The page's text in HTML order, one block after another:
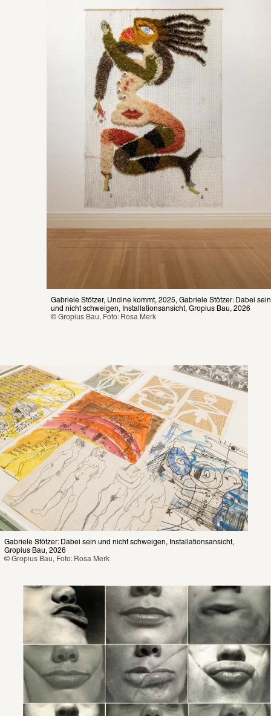
Gabriele Stötzer, Undine kommt, 2025, Gabriele Stötzer: Dabei sein
und nicht schweigen, Installationsansicht, Gropius Bau, 2026
© Gropius Bau, Foto: Rosa Merk
Gabriele Stötzer: Dabei sein und nicht schweigen, Installationsansicht,
Gropius Bau, 2026
© Gropius Bau, Foto: Rosa Merk